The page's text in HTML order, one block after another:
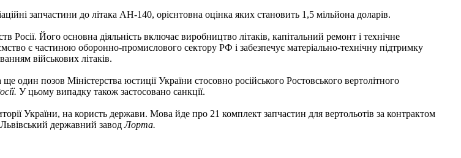
запчастини до літака АН-140, орієнтовна оцінка яких становить 1,5 мільйона доларів.
Росії. Його основна діяльність включає виробництво літаків, капітальний ремонт і технічне
є частиною оборонно-промислового сектору РФ і забезпечує матеріально-технічну підтримку
військових літаків.
позов Міністерства юстиції України стосовно російського Ростовського вертолітного
У цьому випадку також застосовано санкції.
України, на користь держави. Мова йде про 21 комплект запчастин для вертольотів за контрактом
державний заводЛорта.